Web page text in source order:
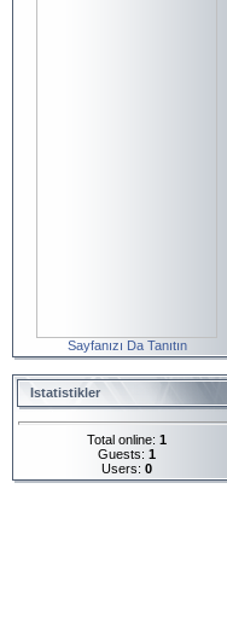
Sayfanızı Da Tanıtın
Istatistikler
Total online: 1
Guests: 1
Users: 0